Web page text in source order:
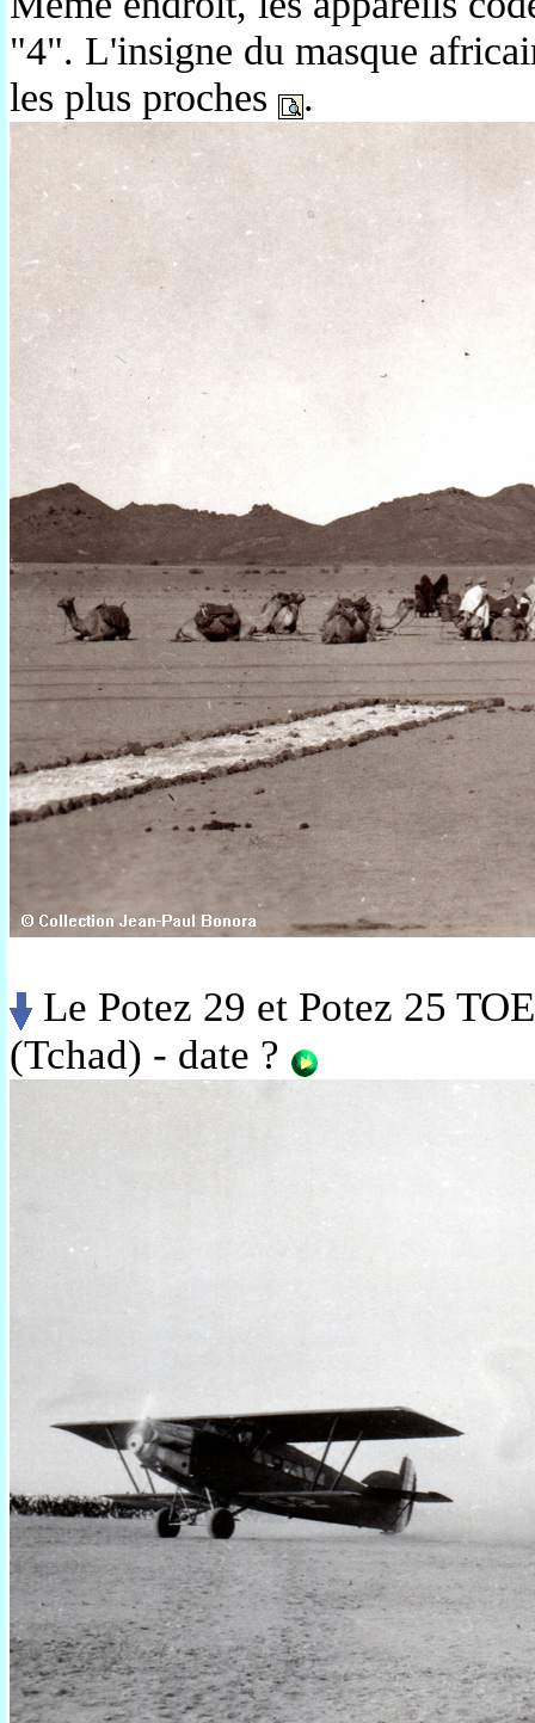
"4". L'insigne du masque
les plus proches
.
Le Potez 29 et Potez 25
(Tchad) - date ?